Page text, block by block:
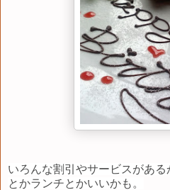
いろんな割引やサービスがあ
とかランチとかいいかも。